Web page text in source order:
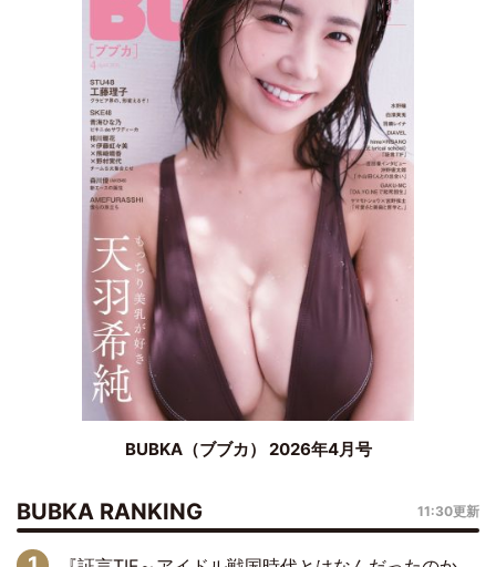
BUBKA（ブブカ） 2026年4月号
BUBKA RANKING 11:30更新